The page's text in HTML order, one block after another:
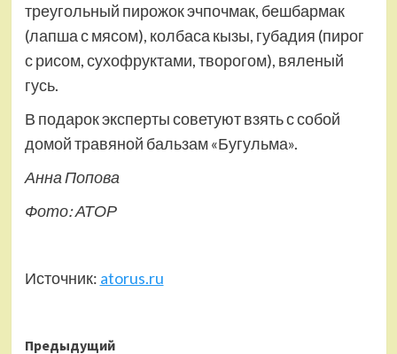
треугольный пирожок эчпочмак, бешбармак
(лапша с мясом), колбаса кызы, губадия (пирог
с рисом, сухофруктами, творогом), вяленый
гусь.
В подарок эксперты советуют взять с собой
домой травяной бальзам «Бугульма».
Анна Попова
Фото: АТОР
Источник: atorus.ru
Предыдущий